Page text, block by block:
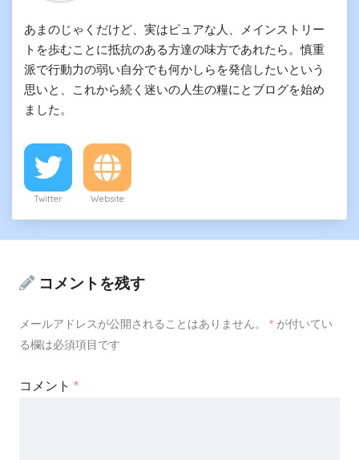
あまのじゃくだけど、実はピュアな人、メインストリー
トを歩むことに抵抗のある方達の味方であれたら。慎重
派で行動力の弱い自分でも何かしらを発信したいという
思いと、これから続く迷いの人生の糧にとブログを始め
ました。
Twitter Website
コメントを残す
メールアドレスが公開されることはありません。 * が付いてい
る欄は必須項目です
コメント *